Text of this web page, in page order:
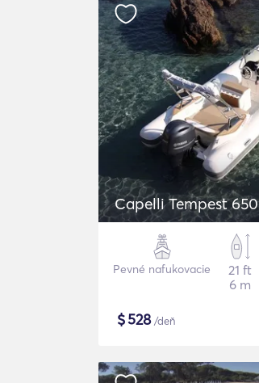
Capelli Tempest 650
Pevné nafukovacie
21 ft
6 m
$528/deň